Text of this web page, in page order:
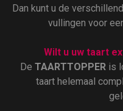
Dan kunt u de
vullingen voor
Wilt u uw taart
De TAARTTOPPERis
taart helemaal